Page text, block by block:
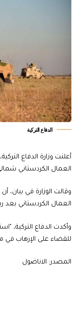
الدفاع التركية
أعلنت وزارة الدفاع
العمال الكردستاني
وقالت الوزارة في بيان،
العمال الكردستاني
وأكدت الدفاع التركية،
للقضاء على الإرهاب في
المصدر: الاناضول